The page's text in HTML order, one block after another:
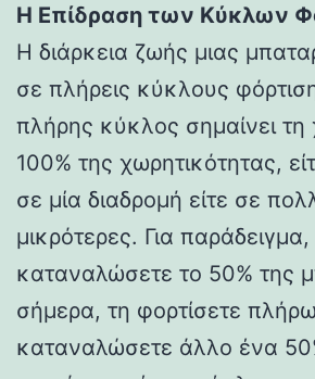
Η Επίδραση των Κύκλων
Η διάρκεια ζωής μιας
σε πλήρεις κύκλους
πλήρης κύκλος σημαίνει τη
100% της χωρητικότητας,
σε μία διαδρομή είτε σε
μικρότερες. Για
καταναλώσετε το 50% της
σήμερα, τη φορτίσετε
καταναλώσετε άλλο ένα